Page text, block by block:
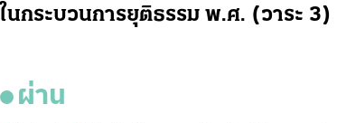
ในกระบวนการยุติธรรม พ.ศ. (วาระ 3)
ผ่าน